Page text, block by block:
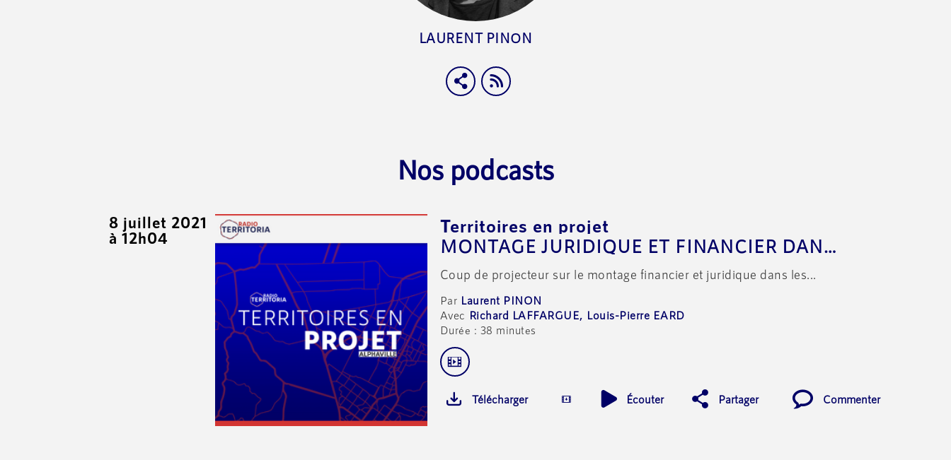
LAURENT PINON
Nos podcasts
8 juillet 2021
à 12h04
Territoires en projet
MONTAGE JURIDIQUE ET FINANCIER DANS LES OPÉRATIONS D’AMÉNAGEMENT
Coup de projecteur sur le montage financier et juridique dans les...
Laurent PINON
Richard LAFFARGUE
Louis-Pierre EARD
Durée : 38 minutes
Télécharger Écouter Partager Commenter